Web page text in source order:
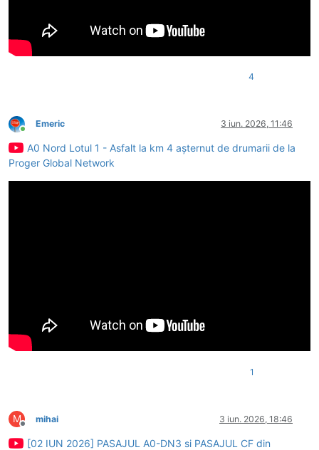
4
Conectat
Emeric 3 iun. 2026, 11:46
A0 Nord Lotul 1 - Asfalt la km 4 așternut de drumarii de la
Proger Global Network
1
M
Deconectat
mihai 3 iun. 2026, 18:46
[02 IUN 2026] PASAJUL A0-DN3 si PASAJUL CF din